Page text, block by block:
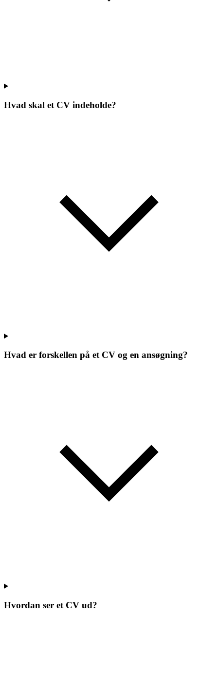
Hvad skal et CV indeholde?
Hvad er forskellen på et CV og en ansøgning?
Hvordan ser et CV ud?